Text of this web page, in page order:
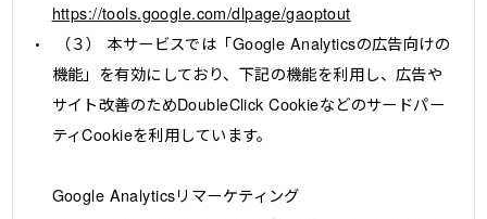
https://tools.google.com/dlpage/gaoptout
（３） 本サービスでは「Google Analyticsの広告向けの
機能」を有効にしており、下記の機能を利用し、広告や
サイト改善のためDoubleClick Cookieなどのサードパー
ティCookieを利用しています。
Google Analyticsリマーケティング